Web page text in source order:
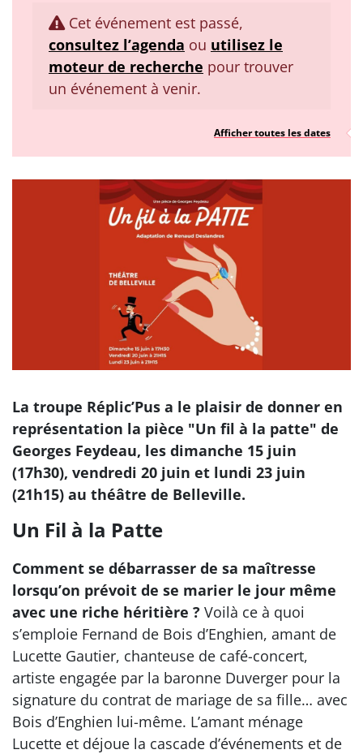
Cet événement est passé,
consultez l’agenda ou utilisez le
moteur de recherche pour trouver
un événement à venir.
Afficher toutes les dates
La troupe Réplic’Pus a le plaisir de donner en
représentation la pièce "Un fil à la patte" de
Georges Feydeau, les dimanche 15 juin
(17h30), vendredi 20 juin et lundi 23 juin
(21h15) au théâtre de Belleville.
Un Fil à la Patte
Comment se débarrasser de sa maîtresse
lorsqu’on prévoit de se marier le jour même
avec une riche héritière ? Voilà ce à quoi
s’emploie Fernand de Bois d’Enghien, amant de
Lucette Gautier, chanteuse de café-concert,
artiste engagée par la baronne Duverger pour la
signature du contrat de mariage de sa fille… avec
Bois d’Enghien lui-même. L’amant ménage
Lucette et déjoue la cascade d’événements et de